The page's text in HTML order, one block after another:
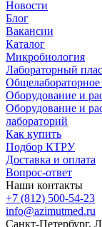
Новости
Блог
Вакансии
Каталог
Микробиология
Лабораторный
Общелабораторное
Оборудование и
Оборудование и
лабораторий
Как купить
Подбор КТРУ
Доставка и оплата
Вопрос-ответ
Наши контакты
+7 (812) 500-54-23
info@azimutmed.ru
Санкт-Петербург,